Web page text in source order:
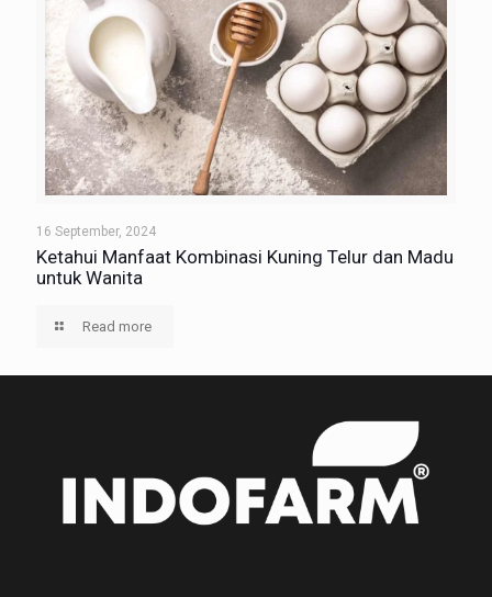
16 September, 2024
Ketahui Manfaat Kombinasi Kuning Telur dan Madu
untuk Wanita
Read more